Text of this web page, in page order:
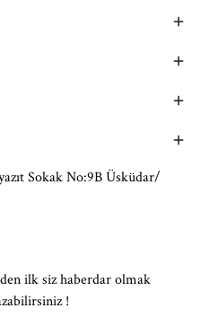
Sokak No:9B Üsküdar/
ilk siz haberdar olmak
!